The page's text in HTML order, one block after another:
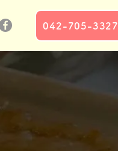
042-705-3327